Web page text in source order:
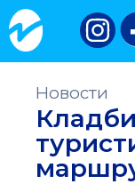
Новости